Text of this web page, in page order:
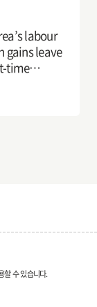
labour
gains leave
time
할 수 있습니다.